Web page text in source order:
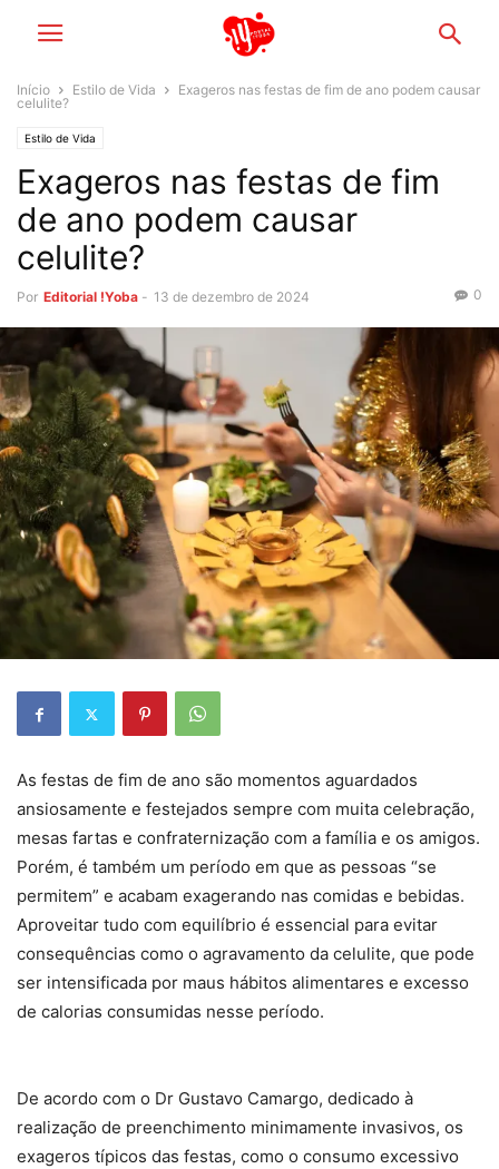
Início Estilo de Vida
Exageros nas festas de fim de ano podem causar
celulite?
Estilo de Vida
Exageros nas festas de fim
de ano podem causar
celulite?
Por Editorial !Yoba - 13 de dezembro de 2024 0
As festas de fim de ano são momentos aguardados
ansiosamente e festejados sempre com muita celebração,
mesas fartas e confraternização com a família e os amigos.
Porém, é também um período em que as pessoas “se
permitem” e acabam exagerando nas comidas e bebidas.
Aproveitar tudo com equilíbrio é essencial para evitar
consequências como o agravamento da celulite, que pode
ser intensificada por maus hábitos alimentares e excesso
de calorias consumidas nesse período.
De acordo com o Dr Gustavo Camargo, dedicado à
realização de preenchimento minimamente invasivos, os
exageros típicos das festas, como o consumo excessivo